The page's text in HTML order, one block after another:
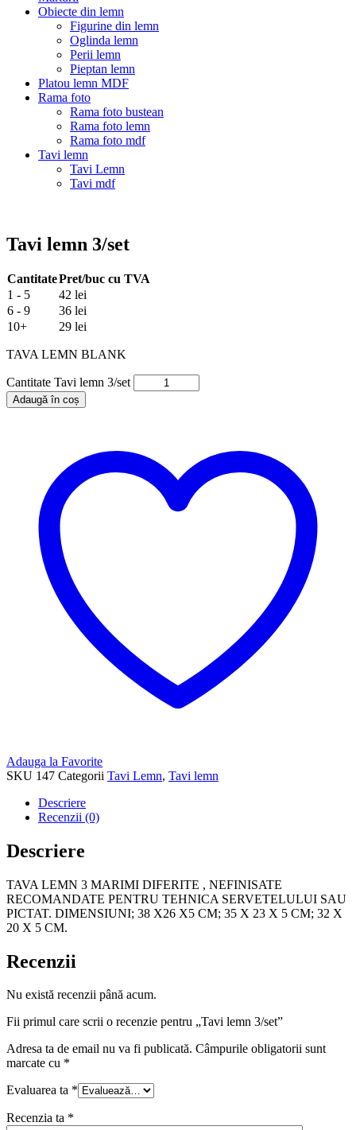
Obiecte din lemn
Figurine din lemn
Oglinda lemn
Perii lemn
Pieptan lemn
Platou lemn MDF
Rama foto
Rama foto bustean
Rama foto lemn
Rama foto mdf
Tavi lemn
Tavi Lemn
Tavi mdf
Tavi lemn 3/set
CantitatePret/buc cu TVA
1 - 5
42 lei
6 - 9
36 lei
10+
29 lei
TAVA LEMN BLANK
Cantitate Tavi lemn 3/set
Adaugă în coș
Adauga la Favorite
SKU 147 Categorii Tavi Lemn, Tavi lemn
Descriere
Recenzii (0)
Descriere
TAVA LEMN 3 MARIMI DIFERITE , NEFINISATE
RECOMANDATE PENTRU TEHNICA SERVETELULUI SAU
PICTAT. DIMENSIUNI; 38 X26 X5 CM; 35 X 23 X 5 CM; 32 X
20 X 5 CM.
Recenzii
Nu există recenzii până acum.
Fii primul care scrii o recenzie pentru „Tavi lemn 3/set”
Adresa ta de email nu va fi publicată. Câmpurile obligatorii sunt
marcate cu *
Evaluarea ta *
Recenzia ta *